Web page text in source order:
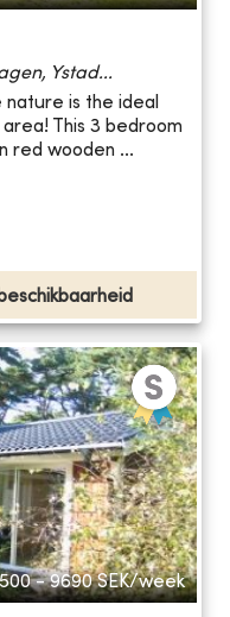
Ystad...
nature is the ideal
This 3 bedroom
red wooden ...
- 9690 SEK/week